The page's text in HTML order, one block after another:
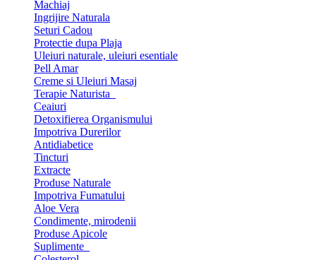
Machiaj
Ingrijire Naturala
Seturi Cadou
Protectie dupa Plaja
Uleiuri naturale, uleiuri esentiale
Pell Amar
Creme si Uleiuri Masaj
Terapie Naturista
Ceaiuri
Detoxifierea Organismului
Impotriva Durerilor
Antidiabetice
Tincturi
Extracte
Produse Naturale
Impotriva Fumatului
Aloe Vera
Condimente, mirodenii
Produse Apicole
Suplimente